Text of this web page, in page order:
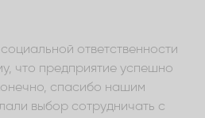
ответственности
что предприятие успешно
спасибо нашим
выбор сотрудничать с